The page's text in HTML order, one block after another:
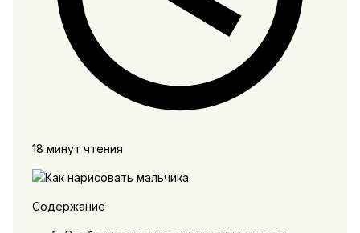
18 минут чтения
Содержание